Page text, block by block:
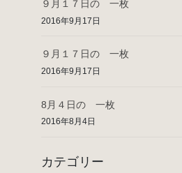
９月１７日の 一枚
2016年9月17日
９月１７日の 一枚
2016年9月17日
8月４日の 一枚
2016年8月4日
カテゴリー